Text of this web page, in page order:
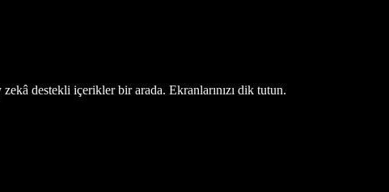
destekli içerikler bir arada. Ekranlarınızı dik tutun.